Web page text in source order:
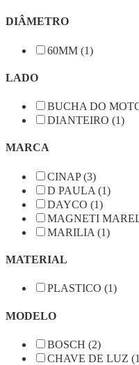
DIÂMETRO
60MM (1)
LADO
BUCHA DO
DIANTEIRO (1)
MARCA
CINAP (3)
D PAULA (1)
DAYCO (1)
MAGNETI
MARILIA (1)
MATERIAL
PLASTICO (1)
MODELO
BOSCH (2)
CHAVE DE LUZ